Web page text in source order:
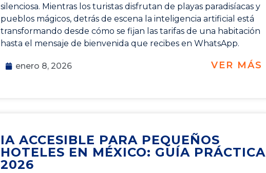
silenciosa. Mientras los turistas disfrutan de playas paradisíacas y
pueblos mágicos, detrás de escena la inteligencia artificial está
transformando desde cómo se fijan las tarifas de una habitación
hasta el mensaje de bienvenida que recibes en WhatsApp.
enero 8, 2026 VER MÁS
IA ACCESIBLE PARA PEQUEÑOS
HOTELES EN MÉXICO: GUÍA PRÁCTICA
2026